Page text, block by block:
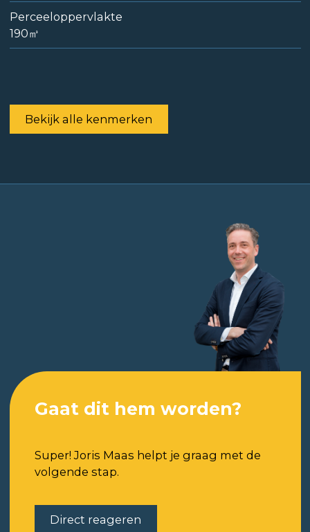
Perceeloppervlakte
190㎥
Bekijk alle kenmerken
Gaat dit hem worden?
Super! Joris Maas helpt je graag met de
volgende stap.
Direct reageren